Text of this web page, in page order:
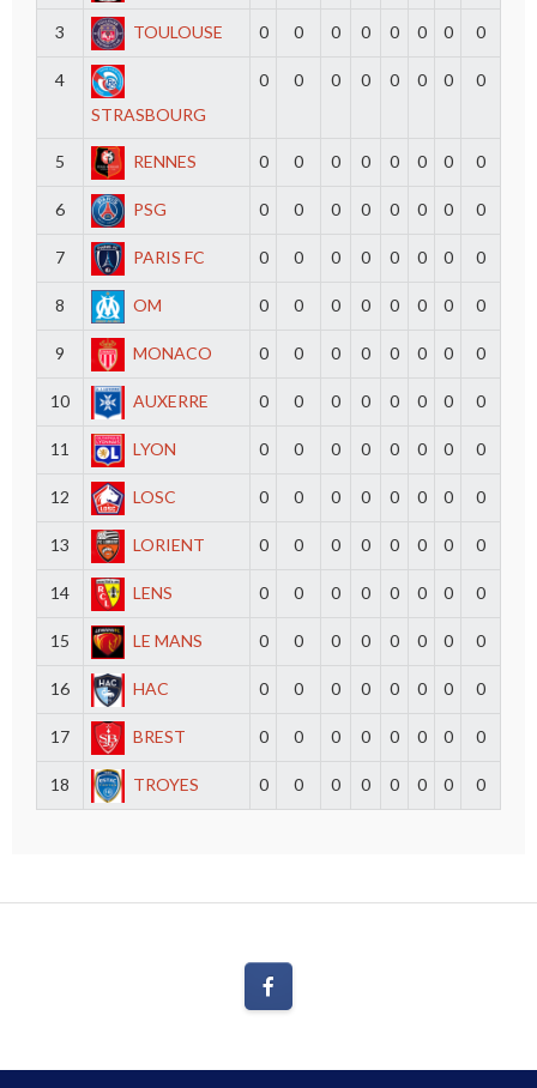
3 TOULOUSE 0 0 0 0 0 0 0 0
4
STRASBOURG
0 0 0 0 0 0 0 0
5 RENNES 0 0 0 0 0 0 0 0
6 PSG 0 0 0 0 0 0 0 0
7 PARIS FC 0 0 0 0 0 0 0 0
8 OM 0 0 0 0 0 0 0 0
9 MONACO 0 0 0 0 0 0 0 0
10 AUXERRE 0 0 0 0 0 0 0 0
11 LYON 0 0 0 0 0 0 0 0
12 LOSC 0 0 0 0 0 0 0 0
13 LORIENT 0 0 0 0 0 0 0 0
14 LENS 0 0 0 0 0 0 0 0
15 LE MANS 0 0 0 0 0 0 0 0
16 HAC 0 0 0 0 0 0 0 0
17 BREST 0 0 0 0 0 0 0 0
18 TROYES 0 0 0 0 0 0 0 0